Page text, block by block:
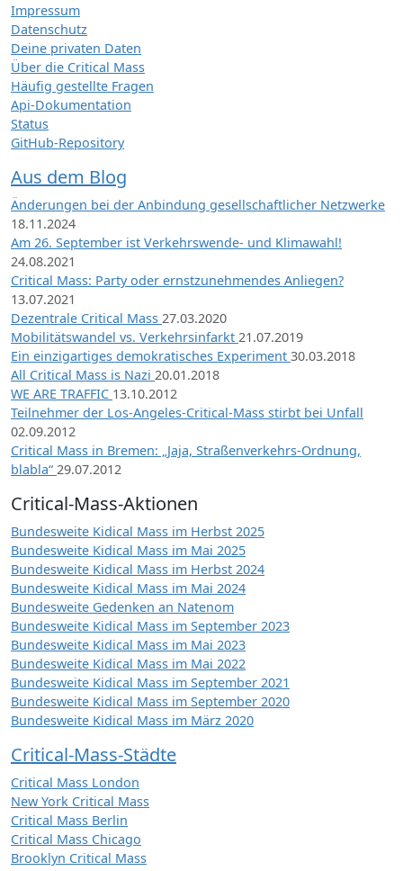
Impressum
Datenschutz
Deine privaten Daten
Über die Critical Mass
Häufig gestellte Fragen
Api-Dokumentation
Status
GitHub-Repository
Aus dem Blog
Änderungen bei der Anbindung gesellschaftlicher Netzwerke
18.11.2024
Am 26. September ist Verkehrswende- und Klimawahl!
24.08.2021
Critical Mass: Party oder ernstzunehmendes Anliegen?
13.07.2021
Dezentrale Critical Mass 27.03.2020
Mobilitätswandel vs. Verkehrsinfarkt 21.07.2019
Ein einzigartiges demokratisches Experiment 30.03.2018
All Critical Mass is Nazi 20.01.2018
WE ARE TRAFFIC 13.10.2012
Teilnehmer der Los-Angeles-Critical-Mass stirbt bei Unfall
02.09.2012
Critical Mass in Bremen: „Jaja, Straßenverkehrs-Ordnung,
blabla“ 29.07.2012
Critical-Mass-Aktionen
Bundesweite Kidical Mass im Herbst 2025
Bundesweite Kidical Mass im Mai 2025
Bundesweite Kidical Mass im Herbst 2024
Bundesweite Kidical Mass im Mai 2024
Bundesweite Gedenken an Natenom
Bundesweite Kidical Mass im September 2023
Bundesweite Kidical Mass im Mai 2023
Bundesweite Kidical Mass im Mai 2022
Bundesweite Kidical Mass im September 2021
Bundesweite Kidical Mass im September 2020
Bundesweite Kidical Mass im März 2020
Critical-Mass-Städte
Critical Mass London
New York Critical Mass
Critical Mass Berlin
Critical Mass Chicago
Brooklyn Critical Mass